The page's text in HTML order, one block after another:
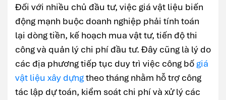
Đối với nhiều chủ đầu tư, việc giá vật liệu biến
động mạnh buộc doanh nghiệp phải tính toán
lại dòng tiền, kế hoạch mua vật tư, tiến độ thi
công và quản lý chi phí đầu tư. Đây cũng là lý do
các địa phương tiếp tục duy trì việc công bố giá
vật liệu xây dựngtheo tháng nhằm hỗ trợ công
tác lập dự toán, kiểm soát chi phí và xử lý các